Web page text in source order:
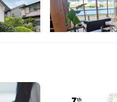
圏から好ア
家
【JR沼津駅から徒歩
水音に癒やされる暮
この家からの距離 5km